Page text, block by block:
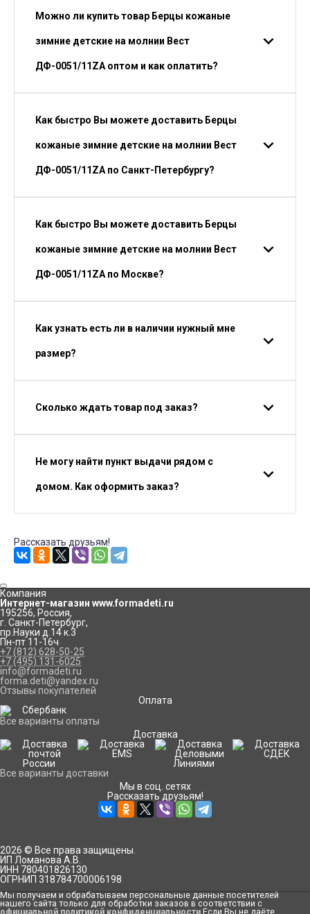
Можно ли купить товар Берцы кожаные
зимние детские на молнии Вест
ДФ-0051/11ZA оптом и как оплатить?
Как быстро Вы можете доставить Берцы
кожаные зимние детские на молнии Вест
ДФ-0051/11ZA по Санкт-Петербургу?
Как быстро Вы можете доставить Берцы
кожаные зимние детские на молнии Вест
ДФ-0051/11ZA по Москве?
Как узнать есть ли в наличии нужный мне
размер?
Сколько ждать товар под заказ?
Не могу найти пункт выдачи рядом с
домом. Как оформить заказ?
Рассказать друзьям!
Компания
Интернет-магазин www.formadeti.ru
195256, Россия,
г. Санкт-Петербург,
пр.Науки д.14 к.3
Пн-пт 11-16ч
+7 (812) 628-50-25
+7 (495) 131-6025
info@formadeti.ru
forma.deti@yandex.ru
Отзывы покупателей
Оплата
Все варианты оплаты
Доставка
Все варианты доставки
Мы в соц. сетях
Рассказать друзьям!
2026 © Все права защищены.
ИП Ломанова А.В.
ИНН 780401826130
ОГРНИП 318784700006198
Мы получаем и обрабатываем персональные данные посетителей
нашего сайта только для обработки заказов в соответствии с
официальной политикой конфиденциальности .Если Вы не даёте